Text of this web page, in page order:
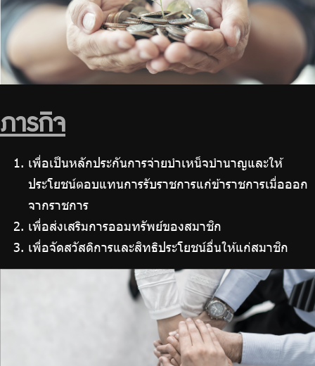
| Eng
ภารกิจ
เพื่อเป็นหลักประกันการจ่ายบำเหน็จบำนาญและให้
ประโยชน์ตอบแทนการรับราชการแก่ข้าราชการเมื่อออก
จากราชการ
เพื่อส่งเสริมการออมทรัพย์ของสมาชิก
เพื่อจัดสวัสดิการและสิทธิประโยชน์อื่นให้แก่สมาชิก